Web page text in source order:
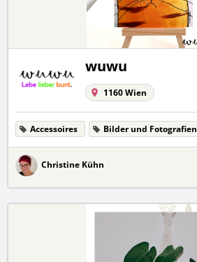
wuwu
1160 Wien
Accessoires Bilder und Fotografien
Christine Kühn